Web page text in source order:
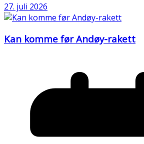
27. juli 2026
Kan komme før Andøy-rakett